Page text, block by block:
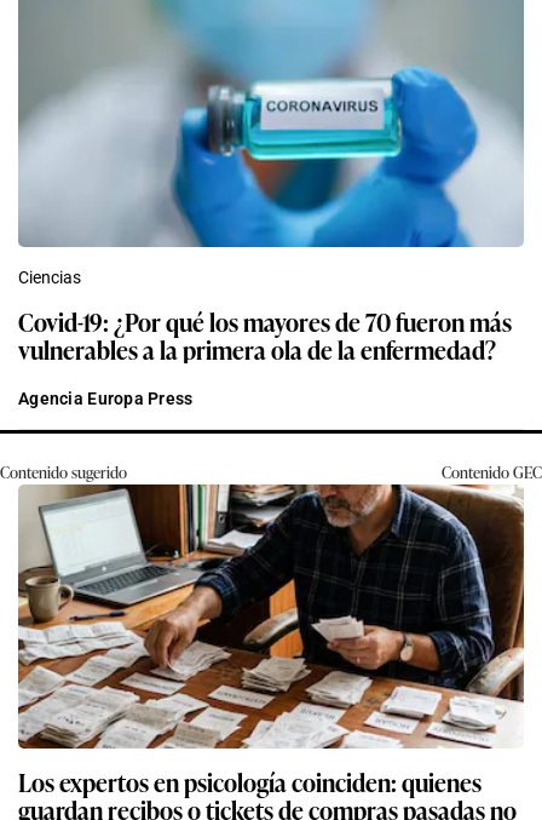
Ciencias
Covid-19: ¿Por qué los mayores de 70 fueron más
vulnerables a la primera ola de la enfermedad?
Agencia Europa Press
Contenido sugerido ContenidoGEC
Los expertos en psicología coinciden: quienes
guardan recibos o tickets de compras pasadas no